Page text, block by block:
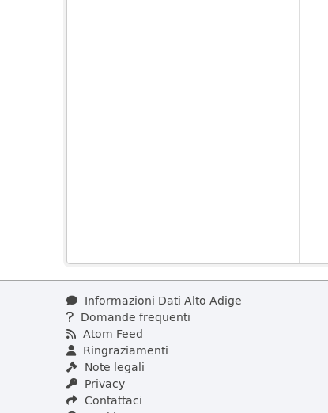
Informazioni Dati Alto Adige
Domande frequenti
Atom Feed
Ringraziamenti
Note legali
Privacy
Contattaci